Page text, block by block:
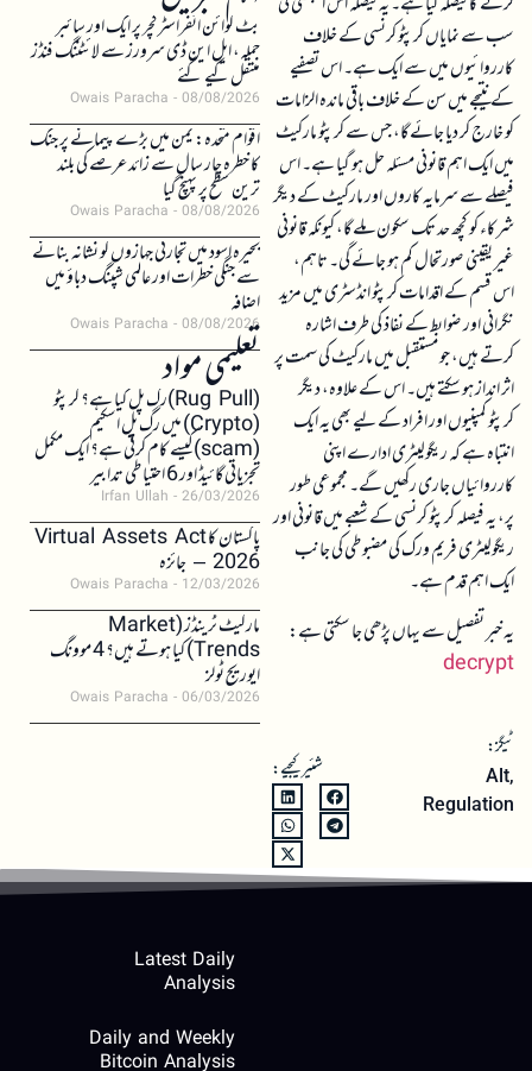
سب سے نمایاں کرپٹو کرنسی کے خلاف
کارروائیوں میں سے ایک ہے۔ اس تصفیے
کے نتیجے میں سن کے خلاف باقی ماندہ الزامات
کو خارج کر دیا جائے گا، جس سے کرپٹو مارکیٹ
میں ایک اہم قانونی مسئلہ حل ہو گیا ہے۔ اس
فیصلے سے سرمایہ کاروں اور مارکیٹ کے دیگر
شرکاء کو کچھ حد تک سکون ملے گا، کیونکہ قانونی
غیر یقینی صورتحال کم ہو جائے گی۔ تاہم،
اس قسم کے اقدامات کرپٹو انڈسٹری میں مزید
نگرانی اور ضوابط کے نفاذ کی طرف اشارہ
کرتے ہیں، جو مستقبل میں مارکیٹ کی سمت پر
اثر انداز ہو سکتے ہیں۔ اس کے علاوہ، دیگر
کرپٹو کمپنیوں اور افراد کے لیے بھی یہ ایک
انتباہ ہے کہ ریگولیٹری ادارے اپنی
کارروائیاں جاری رکھیں گے۔ مجموعی طور
پر، یہ فیصلہ کرپٹو کرنسی کے شعبے میں قانونی اور
ریگولیٹری فریم ورک کی مضبوطی کی جانب
ایک اہم قدم ہے۔
یہ خبر تفصیل سے یہاں پڑھی جا سکتی ہے:
decrypt
ٹیگز:
Alt,
Regulation
شئیر کیجیے:
بٹ کوائن انفراسٹرکچر پر ایک اور سائبر
حملہ، ایل این ڈی سرورز سے لائٹننگ فنڈز
منتقل کیے گئے
Owais Paracha 08/08/2026
اقوام متحدہ: یمن میں بڑے پیمانے پر جنگ
کا خطرہ چار سال سے زائد عرصے کی بلند
ترین سطح پر پہنچ گیا
Owais Paracha 08/08/2026
بحیرہ اسود میں تجارتی جہازوں کو نشانہ بنانے
سے جنگی خطرات اور عالمی شپنگ دباؤ میں
اضافہ
Owais Paracha 08/08/2026
تعلیمی مواد(Rug Pull)رگ پل کیا ہے؟ کرپٹو
(Crypto) میں رگ پل اسکیم
(scam)کیسے کام کرتی ہے؟ ایک مکمل
تجزیاتی گائیڈ اور 6 احتیاطی تدابیر
Irfan Ullah 26/03/2026
پاکستان کا Virtual Assets Act
2026 – جائزہ
Owais Paracha 12/03/2026
مارکیٹ ٹرینڈز (Market
Trends) کیا ہوتے ہیں؟ 4 موونگ
ایوریج ٹولز
Owais Paracha 06/03/2026
Latest Daily
Analysis
Daily and Weekly
Bitcoin Analysis